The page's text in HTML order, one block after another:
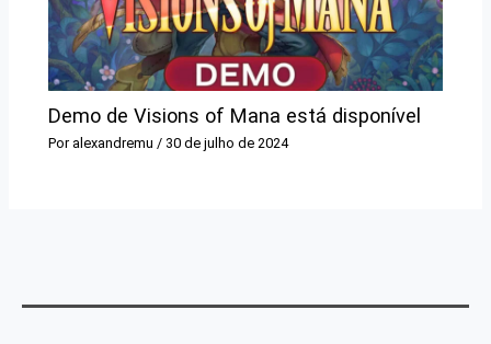
Demo de Visions of Mana está disponível
Por alexandremu / 30 de julho de 2024